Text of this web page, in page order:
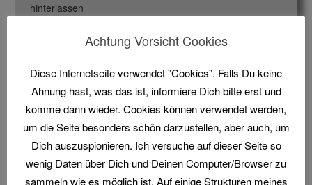
hinterlassen
ohne den langweiligen Bericht dazu.
Here are exclusively photos from the ESC 2023 –
without the boring article about it
Geschrieben in:blog,sporting Markiert mit:Ball Trap ,
Ball-Trap,Bilder, Charles Bardou,ESC,Euro Shooting
Achtung Vorsicht Cookies
Diese Internetseite verwendet "Cookies". Falls Du keine
Ahnung hast, was das ist, informiere Dich bitte erst und
komme dann wieder. Cookies können verwendet werden,
um die Seite besonders schön darzustellen, aber auch, um
Dich auszuspionieren. Ich versuche auf dieser Seite so
wenig Daten über Dich und Deinen Computer/Browser zu
sammeln wie es möglich ist. Auf einige Strukturen meines